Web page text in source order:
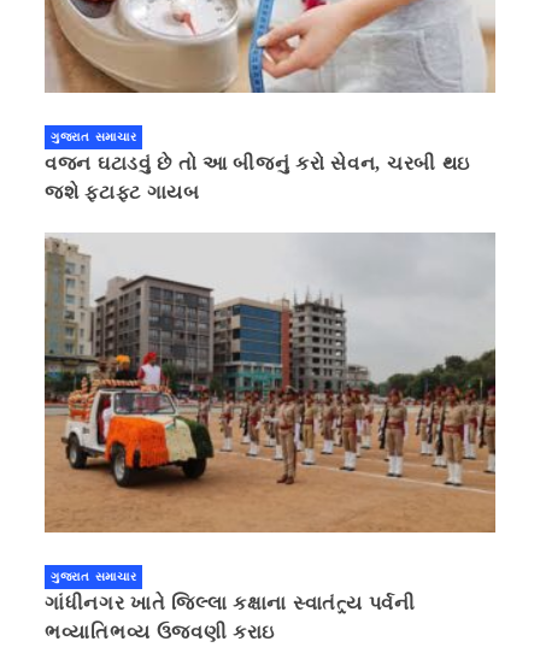
ગુજરાત સમાચાર
વજન ઘટાડવું છે તો આ બીજનું કરો સેવન, ચરબી થઇ
જશે ફટાફટ ગાયબ
ગુજરાત સમાચાર
ગાંધીનગર ખાતે જિલ્લા કક્ષાના સ્વાતંત્ર્ય પર્વની
ભવ્યાતિભવ્ય ઉજવણી કરાઇ